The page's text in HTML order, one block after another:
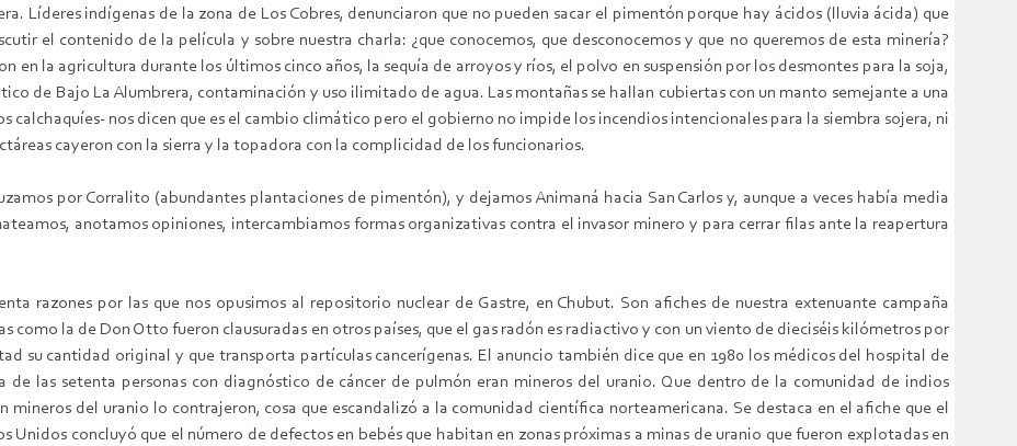
Líderes indígenas de la zona de Los Cobres, denunciaron que no pueden sacar el pimentón porque hay ácidos (lluvia ácida) que
el contenido de la película y sobre nuestra charla: ¿que conocemos, que desconocemos y que no queremos de esta minería?
en la agricultura durante los últimos cinco años, la sequía de arroyos y ríos, el polvo en suspensión por los desmontes para la soja,
de Bajo La Alumbrera, contaminación y uso ilimitado de agua. Las montañas se hallan cubiertas con un manto semejante a una
calchaquíes- nos dicen que es el cambio climático pero el gobierno no impide los incendios intencionales para la siembra sojera, ni
cayeron con la sierra y la topadora con la complicidad de los funcionarios.
por Corralito (abundantes plantaciones de pimentón), y dejamos Animaná hacia San Carlos y, aunque a veces había media
anotamos opiniones, intercambiamos formas organizativas contra el invasor minero y para cerrar filas ante la reapertura
razones por las que nos opusimos al repositorio nuclear de Gastre, en Chubut. Son afiches de nuestra extenuante campaña
como la de Don Otto fueron clausuradas en otros países, que el gas radón es radiactivo y con un viento de dieciséis kilómetros por
su cantidad original y que transporta partículas cancerígenas. El anuncio también dice que en 1980 los médicos del hospital de
de las setenta personas con diagnóstico de cáncer de pulmón eran mineros del uranio. Que dentro de la comunidad de indios
mineros del uranio lo contrajeron, cosa que escandalizó a la comunidad científica norteamericana. Se destaca en el afiche que el
Unidos concluyó que el número de defectos en bebés que habitan en zonas próximas a minas de uranio que fueron explotadas en